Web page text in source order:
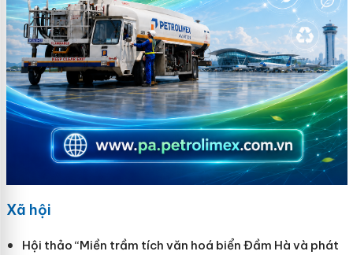
Xã hội
Hội thảo “Miền trầm tích văn hoá biển Đầm Hà và phát